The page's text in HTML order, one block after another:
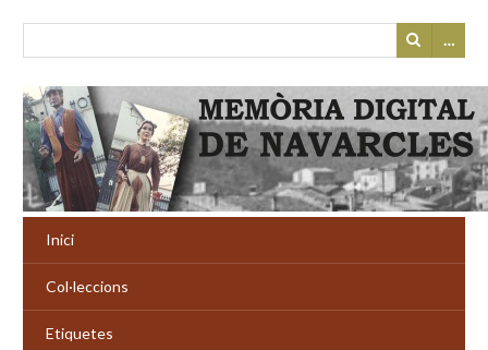
…
Inici
Col·leccions
Etiquetes